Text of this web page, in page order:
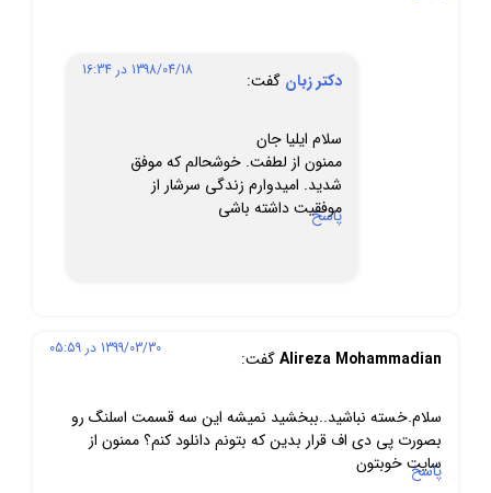
دکتر زبان گفت: 1398/04/18 در 16:34
سلام ایلیا جان
ممنون از لطفت. خوشحالم که موفق
شدید. امیدوارم زندگی سرشار از
موفقیت داشته باشی
پاسخ
Alireza Mohammadianگفت: 1399/03/30 در 05:59
سلام.خسته نباشید..ببخشید نمیشه این سه قسمت اسلنگ رو
بصورت پی دی اف قرار بدین که بتونم دانلود کنم؟ ممنون از
سایت خوبتون
پاسخ